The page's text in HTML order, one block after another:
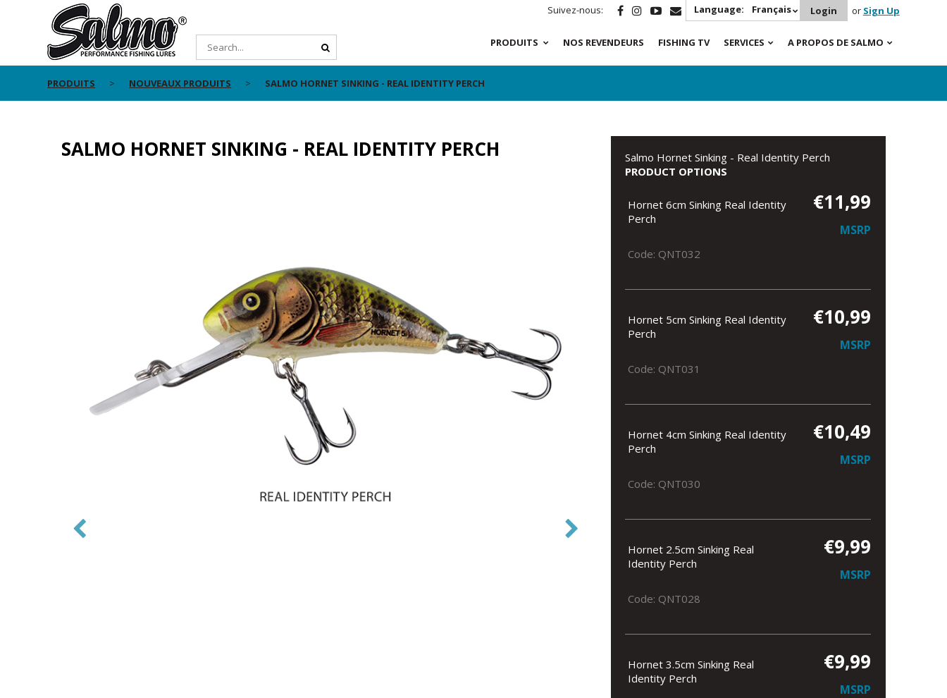
Suivez-nous: Language: Français Login or Sign Up
PRODUITS NOS REVENDEURS FISHING TV SERVICES A PROPOS DE SALMO
PRODUITS NOUVEAUX PRODUITS SALMO HORNET SINKING - REAL IDENTITY PERCH
SALMO HORNET SINKING - REAL IDENTITY PERCH
Salmo Hornet Sinking - Real Identity Perch
PRODUCT OPTIONS
Hornet 6cm Sinking Real Identity
Perch
€11,99
MSRP
Code: QNT032
Hornet 5cm Sinking Real Identity
Perch
€10,99
MSRP
Code: QNT031
Hornet 4cm Sinking Real Identity
Perch
€10,49
MSRP
Code: QNT030
Hornet 2.5cm Sinking Real
Identity Perch
€9,99
MSRP
Code: QNT028
Hornet 3.5cm Sinking Real
Identity Perch
€9,99
MSRP